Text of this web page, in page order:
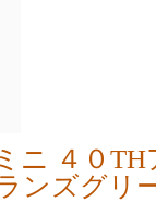
ニ ４０
ンズグリ